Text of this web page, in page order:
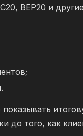
BEP20 и
до того, как